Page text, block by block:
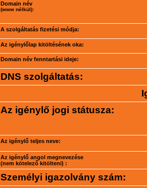
Domain név
(www nélkül):
A szolgáltatás fizetési módja:
Az igénylőlap kitöltésének oka:
Domain név fenntartási ideje:
DNS szolgáltatás:
Az igénylő jogi státusza:
Az igénylő teljes neve:
Az igénylő angol megnevezése
(nem kötelező kitölteni) :
Személyi igazolvány szám: